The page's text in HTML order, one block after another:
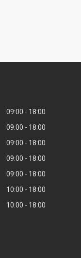
09:00
18:00
09:00
18:00
09:00
18:00
09:00
18:00
09:00
18:00
10:00
18:00
10:00 18:00